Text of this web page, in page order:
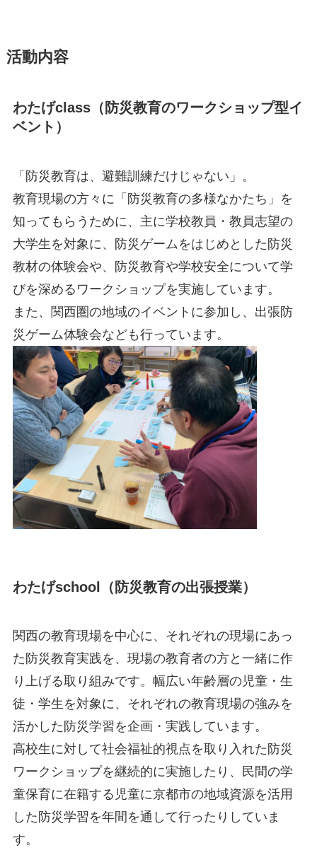
活動内容
わたげclass（防災教育のワークショップ型イ
ベント）
「防災教育は、避難訓練だけじゃない」。
教育現場の方々に「防災教育の多様なかたち」を
知ってもらうために、主に学校教員・教員志望の
大学生を対象に、防災ゲームをはじめとした防災
教材の体験会や、防災教育や学校安全について学
びを深めるワークショップを実施しています。
また、関西圏の地域のイベントに参加し、出張防
災ゲーム体験会なども行っています。
わたげschool（防災教育の出張授業）
関西の教育現場を中心に、それぞれの現場にあっ
た防災教育実践を、現場の教育者の方と一緒に作
り上げる取り組みです。幅広い年齢層の児童・生
徒・学生を対象に、それぞれの教育現場の強みを
活かした防災学習を企画・実践しています。
高校生に対して社会福祉的視点を取り入れた防災
ワークショップを継続的に実施したり、民間の学
童保育に在籍する児童に京都市の地域資源を活用
した防災学習を年間を通して行ったりしていま
す。